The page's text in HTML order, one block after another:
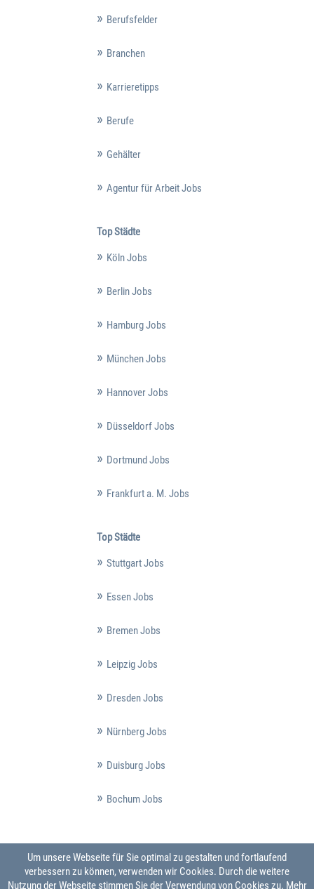
Berufsfelder
Branchen
Karrieretipps
Berufe
Gehälter
Agentur für Arbeit Jobs
Top Städte
Köln Jobs
Berlin Jobs
Hamburg Jobs
München Jobs
Hannover Jobs
Düsseldorf Jobs
Dortmund Jobs
Frankfurt a. M. Jobs
Top Städte
Stuttgart Jobs
Essen Jobs
Bremen Jobs
Leipzig Jobs
Dresden Jobs
Nürnberg Jobs
Duisburg Jobs
Bochum Jobs
Um unsere Webseite für Sie optimal zu gestalten und fortlaufend
verbessern zu können, verwenden wir Cookies. Durch die weitere
Nutzung der Webseite stimmen Sie der Verwendung von Cookies zu. Mehr